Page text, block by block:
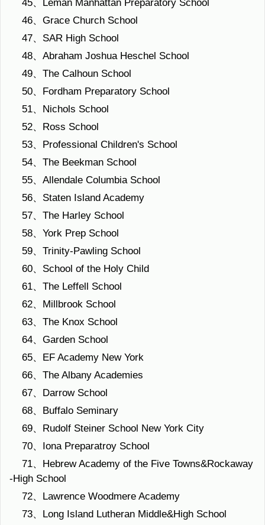
45、Léman Manhattan Preparatory School
46、Grace Church School
47、SAR High School
48、Abraham Joshua Heschel School
49、The Calhoun School
50、Fordham Preparatory School
51、Nichols School
52、Ross School
53、Professional Children's School
54、The Beekman School
55、Allendale Columbia School
56、Staten Island Academy
57、The Harley School
58、York Prep School
59、Trinity-Pawling School
60、School of the Holy Child
61、The Leffell School
62、Millbrook School
63、The Knox School
64、Garden School
65、EF Academy New York
66、The Albany Academies
67、Darrow School
68、Buffalo Seminary
69、Rudolf Steiner School New York City
70、Iona Preparatroy School
71、Hebrew Academy of the Five Towns&Rockaway
-High School
72、Lawrence Woodmere Academy
73、Long Island Lutheran Middle&High School